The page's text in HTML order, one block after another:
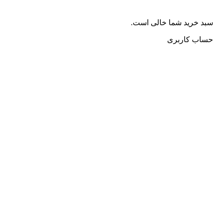
سبد خرید شما خالی است.
حساب کاربری